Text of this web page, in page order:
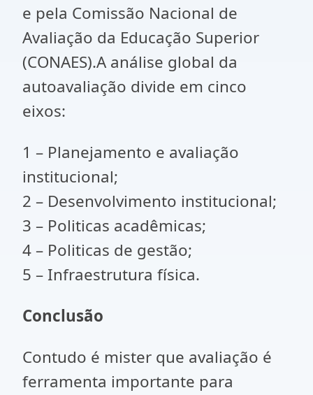
e pela Comissão Nacional de
Avaliação da Educação Superior
(CONAES).A análise global da
autoavaliação divide em cinco
eixos:
1 – Planejamento e avaliação
institucional;
2 – Desenvolvimento institucional;
3 – Politicas acadêmicas;
4 – Politicas de gestão;
5 – Infraestrutura física.
Conclusão
Contudo é mister que avaliação é
ferramenta importante para